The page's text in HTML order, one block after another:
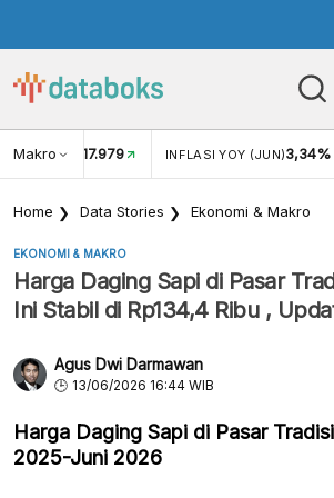
Makro
USD/IDR 17.979 INFLASI YOY (JUN)3,34%
Home Data Stories Ekonomi & Makro
EKONOMI & MAKRO
Harga Daging Sapi di Pasar
Ini Stabil di Rp134,4 Ribu ,
Agus Dwi Darmawan
13/06/2026 16:44 WIB
Harga Daging Sapi di Pasar
2025-Juni 2026